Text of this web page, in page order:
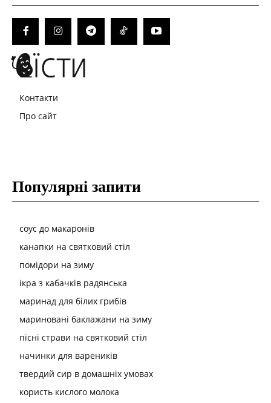
Контакти
Про сайт
Популярні запити
соус до макаронів
канапки на святковий стіл
помідори на зиму
ікра з кабачків радянська
маринад для білих грибів
мариновані баклажани на зиму
пісні страви на святковий стіл
начинки для вареників
твердий сир в домашніх умовах
користь кислого молока